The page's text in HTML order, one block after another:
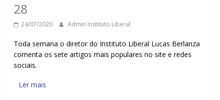
28
24/07/2020 Admin Instituto Liberal
Toda semana o diretor do Instituto Liberal Lucas Berlanza
comenta os sete artigos mais populares no site e redes
sociais.
Ler mais